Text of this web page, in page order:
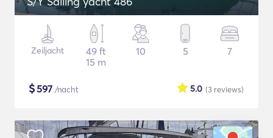
Zeiljacht
49 ft
15 m
10 5 7
$597 /nacht (3 reviews)
5.0